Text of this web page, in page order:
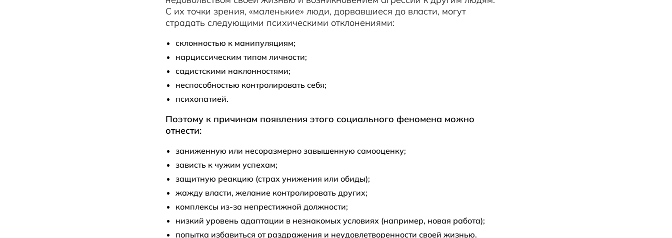
С их точки зрения, «маленькие» люди, дорвавшиеся до власти, могут
страдать следующими психическими отклонениями:
склонностью к манипуляциям;
нарциссическим типом личности;
садистскими наклонностями;
неспособностью контролировать себя;
психопатией.
Поэтому к причинам появления этого социального феномена можно
отнести:
заниженную или несоразмерно завышенную самооценку;
зависть к чужим успехам;
защитную реакцию (страх унижения или обиды);
жажду власти, желание контролировать других;
комплексы из-за непрестижной должности;
низкий уровень адаптации в незнакомых условиях (например, новая работа);
попытка избавиться от раздражения и неудовлетворенности своей жизнью.